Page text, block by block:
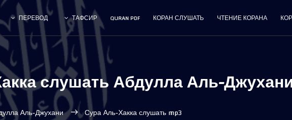
ЧТЕНИЕ КОРАНА
КОРАН СЛУШАТЬ
QURAN PDF
ТАФСИР
ПЕРЕВОД
слушать Абдулла Аль-
Аль-Джухани Сура Аль-Хакка слушать mp3